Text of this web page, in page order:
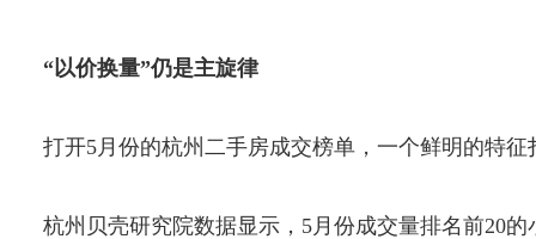
“以价换量”仍是主旋律
打开5月份的杭州二手房成交榜单，一个鲜明的特征
杭州贝壳研究院数据显示，5月份成交量排名前20的